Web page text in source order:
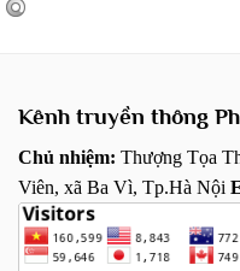
Kênh truyền thông
Chủ nhiệm: Thượng Tọa
Viên, xã Ba Vì, Tp.Hà Nội